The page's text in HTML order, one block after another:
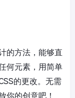
的方法，能够直
何元素，用简单
的更改。无需
你的创意吧！